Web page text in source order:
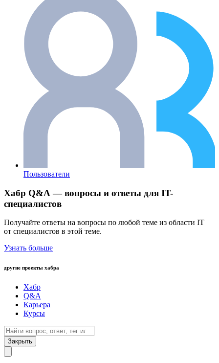
Пользователи
Хабр Q&A — вопросы и ответы для IT-
специалистов
Получайте ответы на вопросы по любой теме из области IT
от специалистов в этой теме.
Узнать больше
другие проекты хабра
Хабр
Q&A
Карьера
Курсы
Закрыть